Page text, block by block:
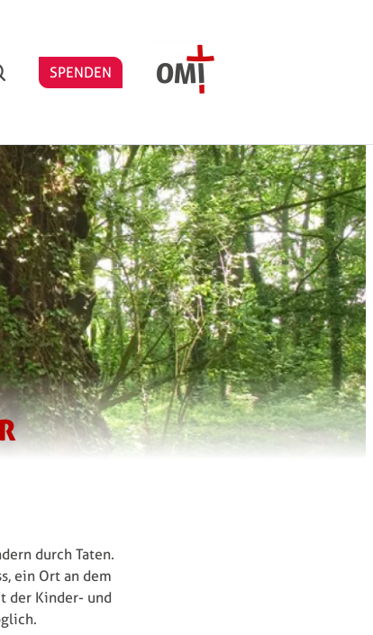
SearchSPENDEN
durch Taten.
ein Ort an dem
der Kinder- und